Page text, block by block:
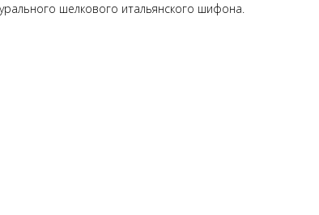
шелкового итальянского шифона.